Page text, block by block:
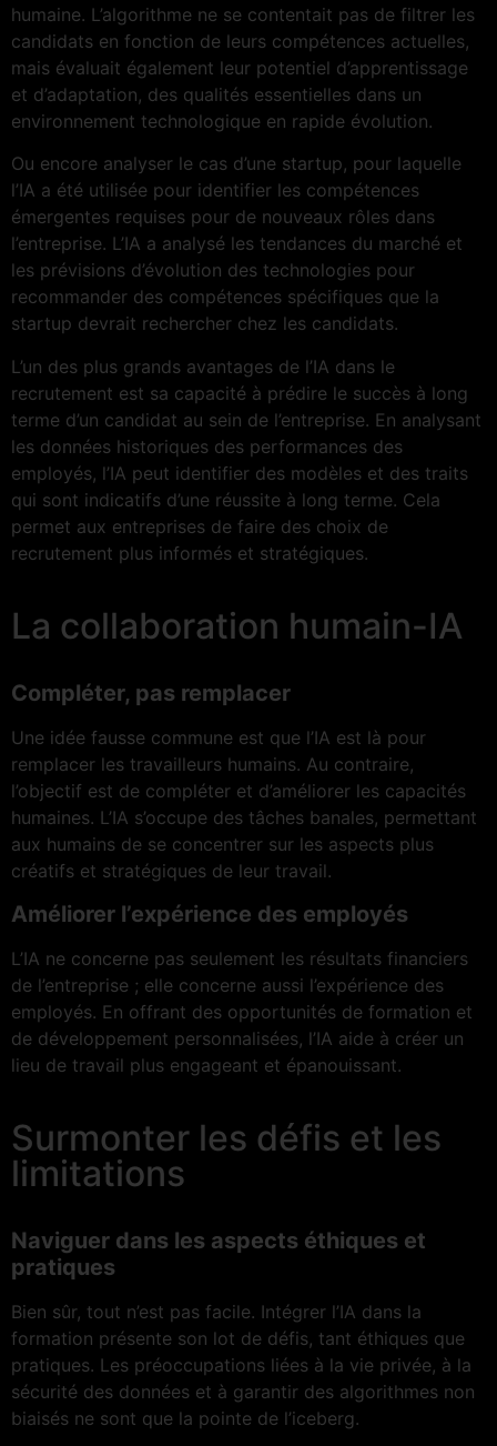
humaine. L’algorithme ne se contentait pas de filtrer les
candidats en fonction de leurs compétences actuelles,
mais évaluait également leur potentiel d’apprentissage
et d’adaptation, des qualités essentielles dans un
environnement technologique en rapide évolution.
Ou encore analyser le cas d’une startup, pour laquelle
l’IA a été utilisée pour identifier les compétences
émergentes requises pour de nouveaux rôles dans
l’entreprise. L’IA a analysé les tendances du marché et
les prévisions d’évolution des technologies pour
recommander des compétences spécifiques que la
startup devrait rechercher chez les candidats.
L’un des plus grands avantages de l’IA dans le
recrutement est sa capacité à prédire le succès à long
terme d’un candidat au sein de l’entreprise. En analysant
les données historiques des performances des
employés, l’IA peut identifier des modèles et des traits
qui sont indicatifs d’une réussite à long terme. Cela
permet aux entreprises de faire des choix de
recrutement plus informés et stratégiques.
La collaboration humain-IA
Compléter, pas remplacer
Une idée fausse commune est que l’IA est là pour
remplacer les travailleurs humains. Au contraire,
l’objectif est de compléter et d’améliorer les capacités
humaines. L’IA s’occupe des tâches banales, permettant
aux humains de se concentrer sur les aspects plus
créatifs et stratégiques de leur travail.
Améliorer l’expérience des employés
L’IA ne concerne pas seulement les résultats financiers
de l’entreprise ; elle concerne aussi l’expérience des
employés. En offrant des opportunités de formation et
de développement personnalisées, l’IA aide à créer un
lieu de travail plus engageant et épanouissant.
Surmonter les défis et les
limitations
Naviguer dans les aspects éthiques et
pratiques
Bien sûr, tout n’est pas facile. Intégrer l’IA dans la
formation présente son lot de défis, tant éthiques que
pratiques. Les préoccupations liées à la vie privée, à la
sécurité des données et à garantir des algorithmes non
biaisés ne sont que la pointe de l’iceberg.